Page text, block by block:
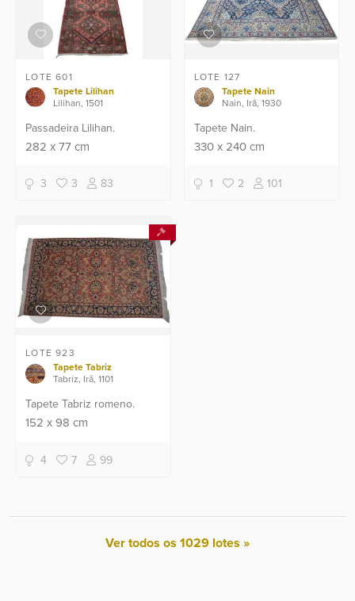
LOTE 601
Tapete Lilihan
Lilihan, 1501
Passadeira Lilihan.
282x 77cm
3 3 83
LOTE 127
Tapete Nain
Nain, Irã, 1930
Tapete Nain.
330 x240 cm
1 2 101
LOTE 923
Tapete Tabriz
Tabriz, Irã, 1101
Tapete Tabriz romeno.
152x 98cm
4 7 99
Ver todos os 1029 lotes »